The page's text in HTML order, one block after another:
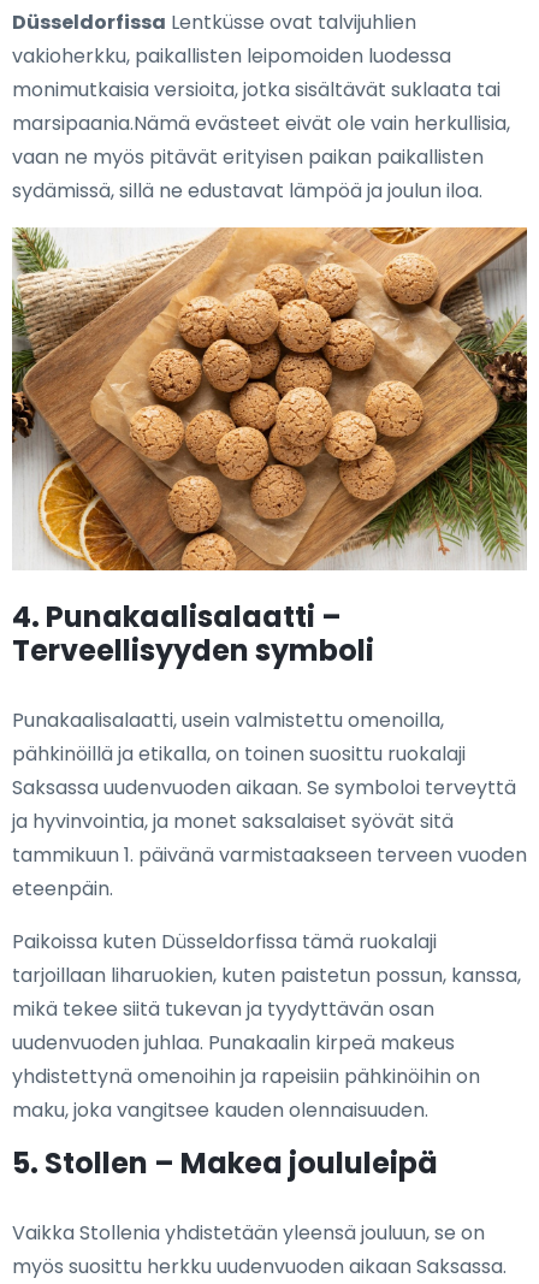
Düsseldorfissa Lentküsse ovat talvijuhlien
vakioherkku, paikallisten leipomoiden luodessa
monimutkaisia versioita, jotka sisältävät suklaata tai
marsipaania.Nämä evästeet eivät ole vain herkullisia,
vaan ne myös pitävät erityisen paikan paikallisten
sydämissä, sillä ne edustavat lämpöä ja joulun iloa.
4. Punakaalisalaatti –
Terveellisyyden symboli
Punakaalisalaatti, usein valmistettu omenoilla,
pähkinöillä ja etikalla, on toinen suosittu ruokalaji
Saksassa uudenvuoden aikaan. Se symboloi terveyttä
ja hyvinvointia, ja monet saksalaiset syövät sitä
tammikuun 1. päivänä varmistaakseen terveen vuoden
eteenpäin.
Paikoissa kuten Düsseldorfissa tämä ruokalaji
tarjoillaan liharuokien, kuten paistetun possun, kanssa,
mikä tekee siitä tukevan ja tyydyttävän osan
uudenvuoden juhlaa. Punakaalin kirpeä makeus
yhdistettynä omenoihin ja rapeisiin pähkinöihin on
maku, joka vangitsee kauden olennaisuuden.
5. Stollen – Makea joululeipä
Vaikka Stollenia yhdistetään yleensä jouluun, se on
myös suosittu herkku uudenvuoden aikaan Saksassa.